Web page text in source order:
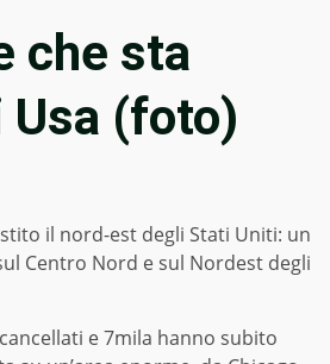
che sta
Usa (foto)
il nord-est degli Stati Uniti: un
Centro Nord e sul Nordest degli
e 7mila hanno subito